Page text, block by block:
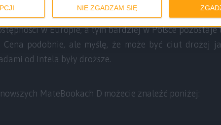
NIE ZGADZAM SIĘ
w Europie, a tym bardziej w Polsce
Cena podobnie, ale myślę, że może być ciut drożej
od Intela były droższe.
MateBookach D możecie znaleźć poniżej: